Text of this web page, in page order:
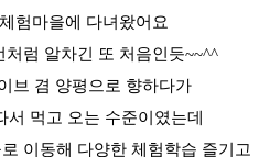
험마을에 다녀왔어요
럼 알차긴 또 처음인듯~~^^
브 겸 양평으로 향하다가
먹고 오는 수준이였는데
이동해 다양한 체험학습 즐기고